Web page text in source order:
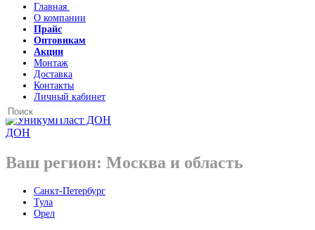
Главная
О компании
Прайс
Оптовикам
Акции
Монтаж
Доставка
Контакты
Личный кабинет
ДОН
Ваш регион: Москва и область
Санкт-Петербург
Тула
Орел